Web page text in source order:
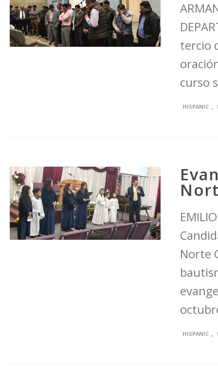
tercio
curso
HISPANIC ,
Norte
HISPANIC ,